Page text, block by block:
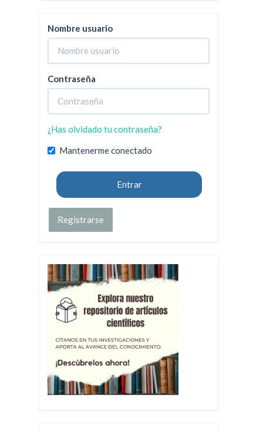
Nombre usuario
Contraseña
¿Has olvidado tu contraseña?
Mantenerme conectado
Entrar
Registrarse